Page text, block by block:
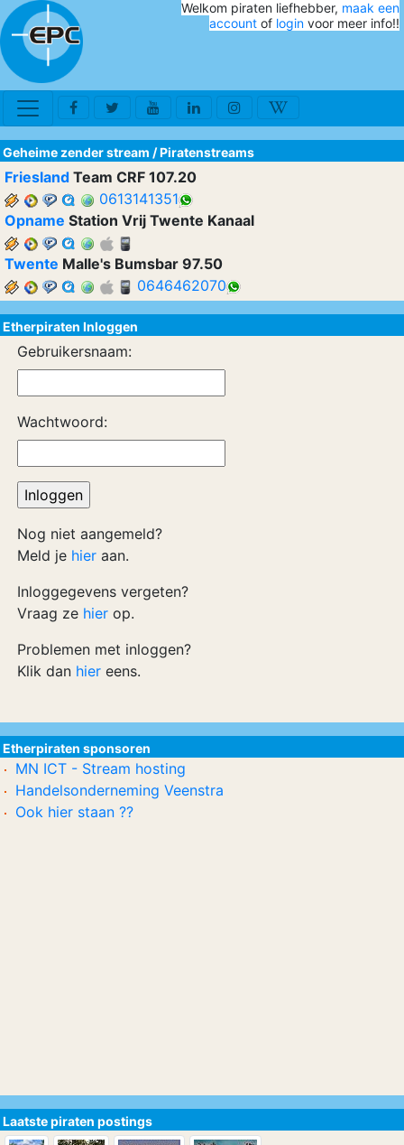
Welkom piraten liefhebber, maak een
account of login voor meer info!!
Geheime zender stream /Piratenstreams
Friesland Team CRF 107.20
0613141351
Opname Station Vrij Twente Kanaal
Twente Malle's Bumsbar 97.50
0646462070
Etherpiraten Inloggen
Gebruikersnaam:
Wachtwoord:
Nog niet aangemeld?
Meld je hier aan.
Inloggegevens vergeten?
Vraag ze hier op.
Problemen met inloggen?
Klik dan hier eens.
Etherpiraten sponsoren
MN ICT - Stream hosting
Handelsonderneming Veenstra
Ook hier staan ??
Laatste piraten postings